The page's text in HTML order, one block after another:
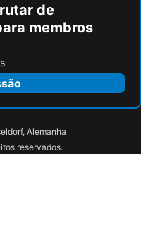
de
membros
Alemanha
reservados.